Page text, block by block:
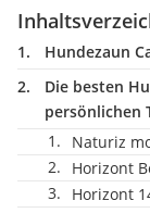
Hundezaun
Die besten
persönlichen
Naturiz
Horizont
Horizont